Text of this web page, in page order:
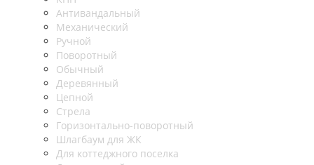
Антивандальный
Механический
Ручной
Поворотный
Обычный
Деревянный
Цепной
Стрела
Горизонтально-поворотный
Шлагбаум для ЖК
Для коттеджного поселка